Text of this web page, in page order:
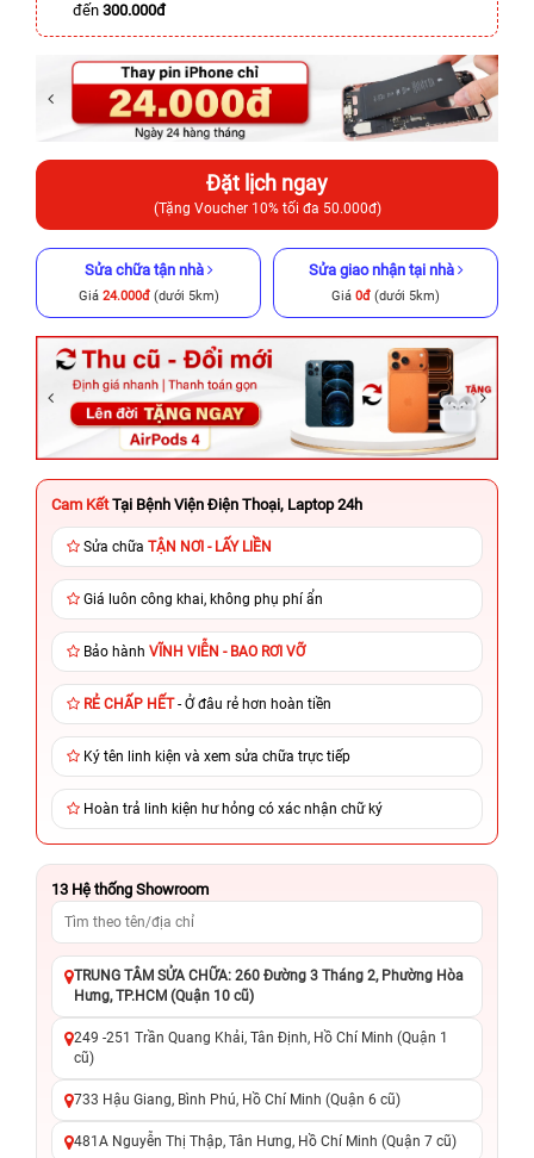
đến 300.000đ
Đặt lịch ngay
(Tặng Voucher 10% tối đa 50.000đ)
Sửa chữa tận nhà
Giá 24.000đ(dưới 5km)
Sửa giao nhận tại nhà
Giá 0đ (dưới 5km)
Cam Kết Tại Bệnh Viện Điện Thoại, Laptop 24h
Sửa chữa TẬN NƠI - LẤY LIỀN
Giá luôn công khai, không phụ phí ẩn
Bảo hành VĨNH VIỄN - BAO RƠI VỠ
RẺ CHẤP HẾT- Ở đâu rẻ hơn hoàn tiền
Ký tên linh kiện và xem sửa chữa trực tiếp
Hoàn trả linh kiện hư hỏng có xác nhận chữ ký
13 Hệ thống Showroom
TRUNG TÂM SỬA CHỮA: 260 Đường 3 Tháng 2, Phường Hòa
Hưng, TP.HCM (Quận 10 cũ)
249 -251 Trần Quang Khải, Tân Định, Hồ Chí Minh (Quận 1
cũ)
733 Hậu Giang, Bình Phú, Hồ Chí Minh (Quận 6 cũ)
481A Nguyễn Thị Thập, Tân Hưng, Hồ Chí Minh (Quận 7 cũ)